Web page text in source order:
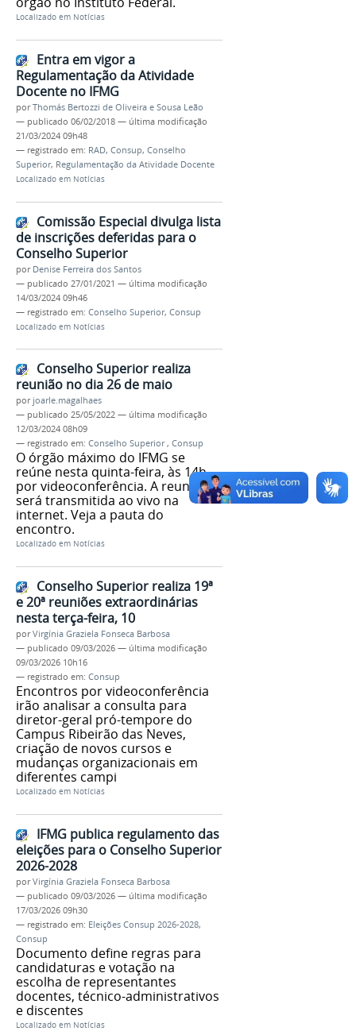
Localizado em Notícias
Entra em vigor a
Regulamentação da Atividade
Docente no IFMG
porThomás Bertozzi de Oliveira e Sousa Leão
— publicado 06/02/2018 — última modificação
21/03/2024 09h48
— registrado em: RAD, Consup, Conselho
Superior, Regulamentação da Atividade Docente
Localizado em Notícias
Comissão Especial divulga lista
de inscrições deferidas para o
Conselho Superior
por Denise Ferreira dos Santos
— publicado 27/01/2021 — última modificação
14/03/2024 09h46
— registrado em: Conselho Superior, Consup
Localizado em Notícias
Conselho Superior realiza
reunião no dia 26 de maio
por joarle.magalhaes
— publicado 25/05/2022 — última modificação
12/03/2024 08h09
— registrado em: Conselho Superior, Consup
O órgão máximo do IFMG se
reúne nesta quinta-feira, às 14h,
por videoconferência. A reunião
será transmitida ao vivo na
internet. Veja a pauta do
encontro.
Localizado em Notícias
Conselho Superior realiza 19ª
e 20ª reuniões extraordinárias
nesta terça-feira, 10
porVirgínia Graziela Fonseca Barbosa
— publicado 09/03/2026 — última modificação
09/03/2026 10h16
— registrado em: Consup
Encontros por videoconferência
irão analisar a consulta para
diretor-geral pró-tempore do
Campus Ribeirão das Neves,
criação de novos cursos e
mudanças organizacionais em
diferentes campi
Localizado em Notícias
IFMG publica regulamento das
eleições para o Conselho Superior
2026-2028
porVirgínia Graziela Fonseca Barbosa
— publicado 09/03/2026 — última modificação
17/03/2026 09h30
— registrado em: Eleições Consup 2026-2028,
Consup
Documento define regras para
candidaturas e votação na
escolha de representantes
docentes, técnico-administrativos
e discentes
Localizado em Notícias